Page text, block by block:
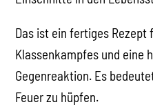
Das ist ein fertiges Rezept
Klassenkampfes und eine
Gegenreaktion. Es
Feuer zu hüpfen.